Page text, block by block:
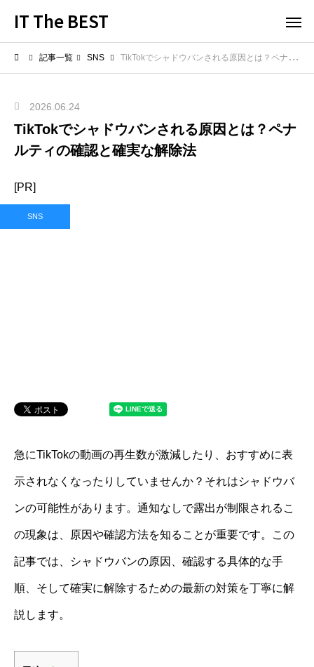
IT The BEST
記事一覧 SNS TikTokでシャドウバンされる原因とは？ペナルティの確認と確実な解除法
2026.06.24
TikTokでシャドウバンされる原因とは？ペナ
ルティの確認と確実な解除法
[PR]
SNS
急にTikTokの動画の再生数が激減したり、おすすめに表
示されなくなったりしていませんか？それはシャドウバ
ンの可能性があります。通知なしで露出が制限されるこ
の現象は、原因や確認方法を知ることが重要です。この
記事では、シャドウバンの原因、確認する具体的な手
順、そして確実に解除するための最新の対策を丁寧に解
説します。